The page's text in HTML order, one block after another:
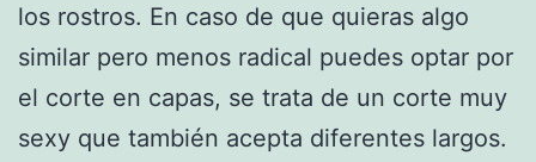
los rostros. En caso de que quieras algo
similar pero menos radical puedes optar por
el corte en capas, se trata de un corte muy
sexy que también acepta diferentes largos.